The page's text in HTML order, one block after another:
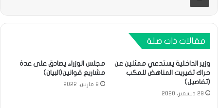
مقالات ذات صلة
وزير الداخلية يستدعي ممثلين عن
حراك تفيريت المناهض للمكب
(تفاصيل)
29 ديسمبر، 2020
مجلس الوزراء يصادق على عدة
مشاريع قوانين(البيان)
9 مارس، 2022